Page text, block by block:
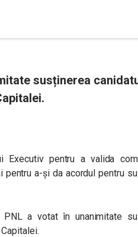
susținerea
pentru a valida
pentru a-și da acordul pentru
PNL a votat în unanimitate